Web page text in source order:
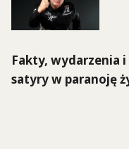
Fakty, wydarzenia
satyry w paranoję